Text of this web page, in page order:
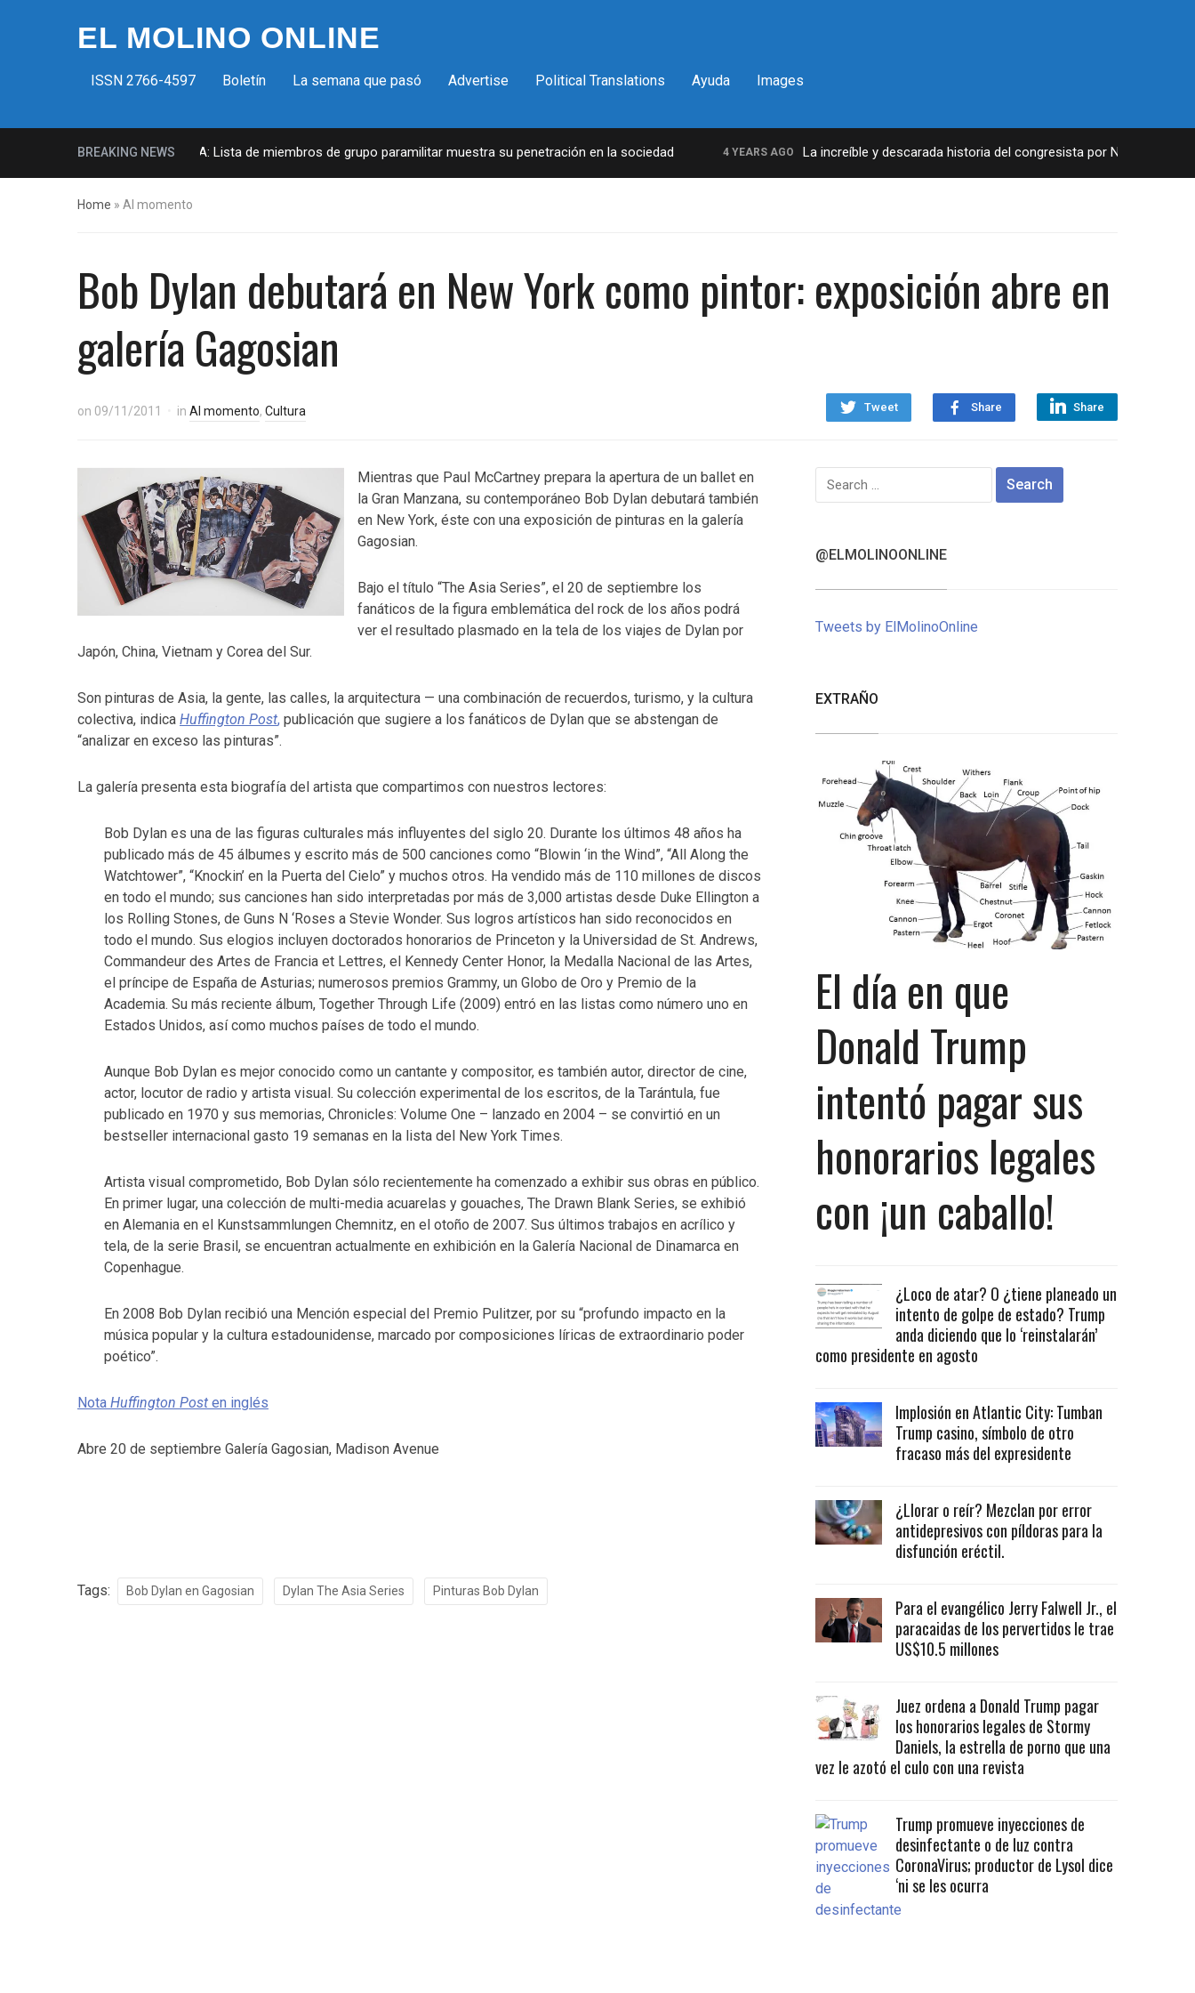
EL MOLINO ONLINE
ISSN 2766-4597 Boletín La semana que pasó Advertise Political Translations Ayuda Images
BREAKING NEWS
Milicias fascistas en EUA: Lista de miembros de grupo paramilitar muestra su penetración en la sociedad 4 YEARS AGO La increíble y descarada historia del congresista por NY George Santos
Home » Al momento
Bob Dylan debutará en New York como pintor: exposición abre en
galería Gagosian
Tweet Share Share
on 09/11/2011 in Al momento, Cultura
Mientras que Paul McCartney prepara la apertura de un ballet en
la Gran Manzana, su contemporáneo Bob Dylan debutará también
en New York, éste con una exposición de pinturas en la galería
Gagosian.
Bajo el título “The Asia Series”, el 20 de septiembre los
fanáticos de la figura emblemática del rock de los años podrá
ver el resultado plasmado en la tela de los viajes de Dylan por
Japón, China, Vietnam y Corea del Sur.
Son pinturas de Asia, la gente, las calles, la arquitectura — una combinación de recuerdos, turismo, y la cultura
colectiva, indica Huffington Post, publicación que sugiere a los fanáticos de Dylan que se abstengan de
“analizar en exceso las pinturas”.
La galería presenta esta biografía del artista que compartimos con nuestros lectores:
Bob Dylan es una de las figuras culturales más influyentes del siglo 20. Durante los últimos 48 años ha
publicado más de 45 álbumes y escrito más de 500 canciones como “Blowin ‘in the Wind”, “All Along the
Watchtower”, “Knockin’ en la Puerta del Cielo” y muchos otros. Ha vendido más de 110 millones de discos
en todo el mundo; sus canciones han sido interpretadas por más de 3,000 artistas desde Duke Ellington a
los Rolling Stones, de Guns N ‘Roses a Stevie Wonder. Sus logros artísticos han sido reconocidos en
todo el mundo. Sus elogios incluyen doctorados honorarios de Princeton y la Universidad de St. Andrews,
Commandeur des Artes de Francia et Lettres, el Kennedy Center Honor, la Medalla Nacional de las Artes,
el príncipe de España de Asturias; numerosos premios Grammy, un Globo de Oro y Premio de la
Academia. Su más reciente álbum, Together Through Life (2009) entró en las listas como número uno en
Estados Unidos, así como muchos países de todo el mundo.
Aunque Bob Dylan es mejor conocido como un cantante y compositor, es también autor, director de cine,
actor, locutor de radio y artista visual. Su colección experimental de los escritos, de la Tarántula, fue
publicado en 1970 y sus memorias, Chronicles: Volume One – lanzado en 2004 – se convirtió en un
bestseller internacional gasto 19 semanas en la lista del New York Times.
Artista visual comprometido, Bob Dylan sólo recientemente ha comenzado a exhibir sus obras en público.
En primer lugar, una colección de multi-media acuarelas y gouaches, The Drawn Blank Series, se exhibió
en Alemania en el Kunstsammlungen Chemnitz, en el otoño de 2007. Sus últimos trabajos en acrílico y
tela, de la serie Brasil, se encuentran actualmente en exhibición en la Galería Nacional de Dinamarca en
Copenhague.
En 2008 Bob Dylan recibió una Mención especial del Premio Pulitzer, por su “profundo impacto en la
música popular y la cultura estadounidense, marcado por composiciones líricas de extraordinario poder
poético”.
Nota Huffington Post en inglés
Abre 20 de septiembre Galería Gagosian, Madison Avenue
Tags: Bob Dylan en Gagosian Dylan The Asia Series Pinturas Bob Dylan
Search
for:
@ELMOLINOONLINE
Tweets by ElMolinoOnline
EXTRAÑO
El día en que
Donald Trump
intentó pagar sus
honorarios legales
con ¡un caballo!
¿Loco de atar? O ¿tiene planeado un
intento de golpe de estado? Trump
anda diciendo que lo ‘reinstalarán’
como presidente en agosto
Implosión en Atlantic City: Tumban
Trump casino, símbolo de otro
fracaso más del expresidente
¿Llorar o reír? Mezclan por error
antidepresivos con píldoras para la
disfunción eréctil.
Para el evangélico Jerry Falwell Jr., el
paracaidas de los pervertidos le trae
US$10.5 millones
Juez ordena a Donald Trump pagar
los honorarios legales de Stormy
Daniels, la estrella de porno que una
vez le azotó el culo con una revista
Trump promueve inyecciones de
desinfectante o de luz contra
CoronaVirus; productor de Lysol dice
‘ni se les ocurra